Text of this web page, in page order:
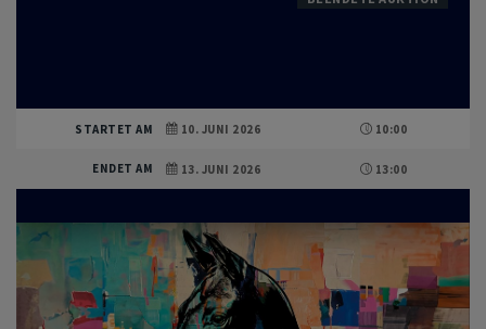
STARTET AM 10. JUNI 2026 10:00
ENDET AM 13. JUNI 2026 13:00